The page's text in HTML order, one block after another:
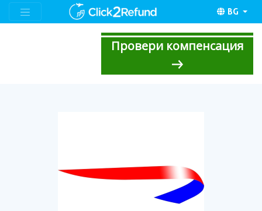
BG
Провери компенсация